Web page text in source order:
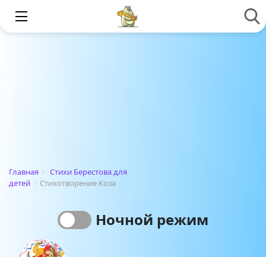
Главная › Стихи Берестова для
детей › Стихотворение Коза
Ночной режим